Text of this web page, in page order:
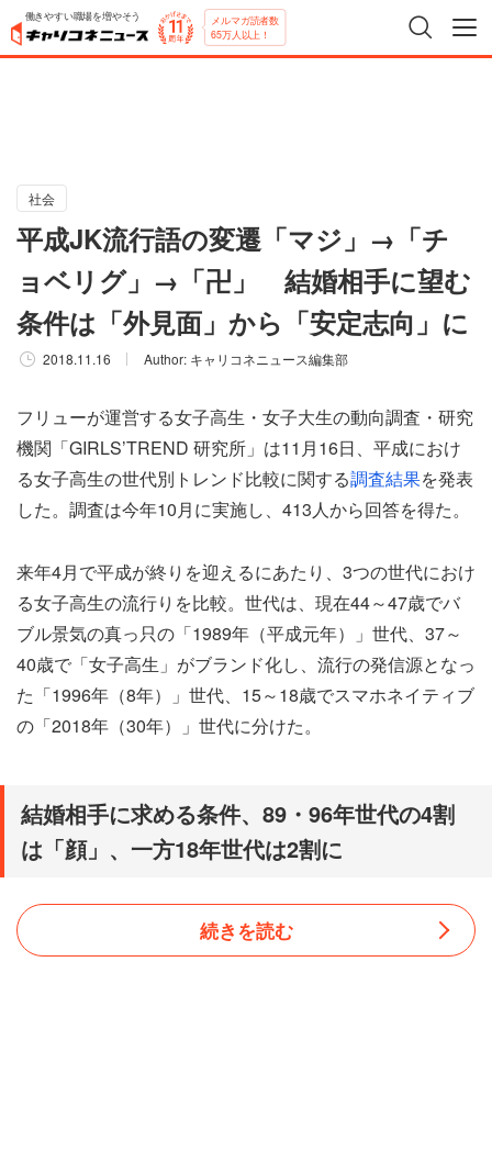
働きやすい職場を増やそう メルマガ読者数
65万人以上！
社会
平成JK流行語の変遷「マジ」→「チ
ョベリグ」→「卍」 結婚相手に望む
条件は「外見面」から「安定志向」に
2018.11.16 Author: キャリコネニュース編集部
フリューが運営する女子高生・女子大生の動向調査・研究
機関「GIRLS’TREND 研究所」は11月16日、平成におけ
る女子高生の世代別トレンド比較に関する調査結果を発表
した。調査は今年10月に実施し、413人から回答を得た。
来年4月で平成が終りを迎えるにあたり、3つの世代におけ
る女子高生の流行りを比較。世代は、現在44～47歳でバ
ブル景気の真っ只の「1989年（平成元年）」世代、37～
40歳で「女子高生」がブランド化し、流行の発信源となっ
た「1996年（8年）」世代、15～18歳でスマホネイティブ
の「2018年（30年）」世代に分けた。
結婚相手に求める条件、89・96年世代の4割
は「顔」、一方18年世代は2割に
続きを読む